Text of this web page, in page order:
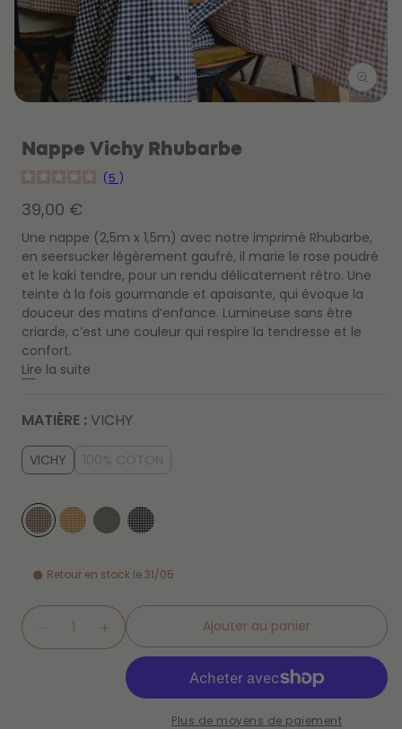
une
modale
Nappe Vichy Rhubarbe
5
Prix
habituel
39,00 €
Une nappe (2,5m x 1,5m) avec notre imprimé Rhubarbe,
en seersucker légèrement gaufré, il marie le rose poudré
et le kaki tendre, pour un rendu délicatement rétro. Une
teinte à la fois gourmande et apaisante, qui évoque la
douceur des matins d’enfance. Lumineuse sans être
criarde, c’est une couleur qui respire la tendresse et le
confort.
Lire la suite
MATIÈRE : VICHY
VICHY 100% COTON
Retour en stock le 31/05
Réduire
la
Quantité
Augmenter
la
quantité
Ajouter au panier
Plus de moyens de paiement